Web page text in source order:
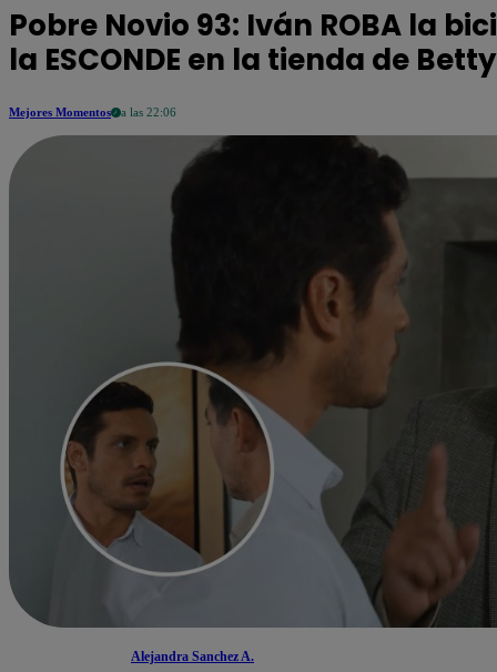
Pobre Novio 93: Iván ROBA la
la ESCONDE en la tienda de Betty
Mejores Momentos a las 22:06
Alejandra Sanchez A.